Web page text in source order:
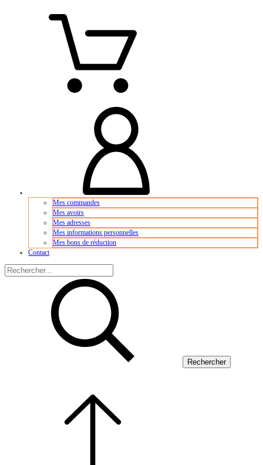
Mes commandes
Mes avoirs
Mes adresses
Mes informations personnelles
Mes bons de réduction
Contact
Rechercher